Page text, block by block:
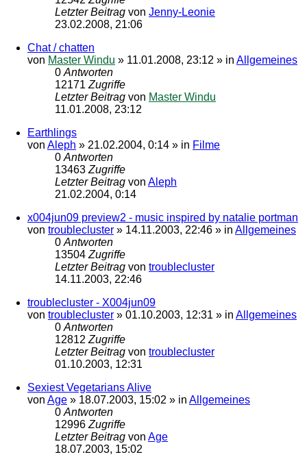
Letzter Beitrag von Jenny-Leonie
23.02.2008, 21:06
Chat / chatten
von Master Windu » 11.01.2008, 23:12 » in Allgemeines
0 Antworten
12171 Zugriffe
Letzter Beitrag von Master Windu
11.01.2008, 23:12
Earthlings
von Aleph » 21.02.2004, 0:14 » in Filme
0 Antworten
13463 Zugriffe
Letzter Beitrag von Aleph
21.02.2004, 0:14
x004jun09 preview2 - music inspired by natalie portman
von troublecluster » 14.11.2003, 22:46 » in Allgemeines
0 Antworten
13504 Zugriffe
Letzter Beitrag von troublecluster
14.11.2003, 22:46
troublecluster - X004jun09
von troublecluster » 01.10.2003, 12:31 » in Allgemeines
0 Antworten
12812 Zugriffe
Letzter Beitrag von troublecluster
01.10.2003, 12:31
Sexiest Vegetarians Alive
von Age » 18.07.2003, 15:02 » in Allgemeines
0 Antworten
12996 Zugriffe
Letzter Beitrag von Age
18.07.2003, 15:02